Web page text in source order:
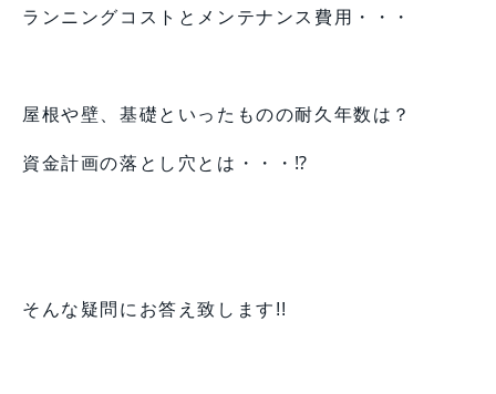
ランニングコストとメンテナンス費用・・・
屋根や壁、基礎といったものの耐久年数は？
資金計画の落とし穴とは・・・⁉
そんな疑問にお答え致します!!